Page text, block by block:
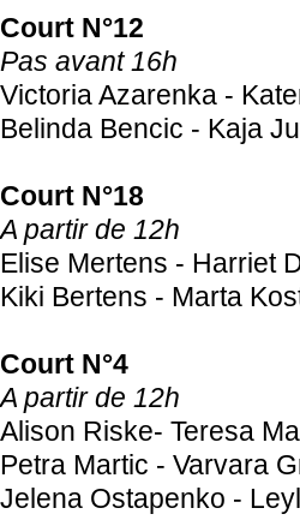
Court N°12
Pas avant 16h
Victoria Azarenka -
Belinda Bencic - Kaja
Court N°18
A partir de 12h
Elise Mertens - Harriet
Kiki Bertens - Marta
Court N°4
A partir de 12h
Alison Riske- Teresa
Petra Martic - Varvara
Jelena Ostapenko -